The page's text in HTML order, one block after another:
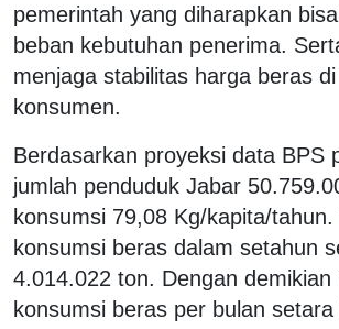
pemerintah yang diharapkan
beban kebutuhan penerima.
menjaga stabilitas harga beras
konsumen.
Berdasarkan proyeksi data BPS
jumlah penduduk Jabar
konsumsi 79,08 Kg/kapita/tahun.
konsumsi beras dalam setahun
4.014.022 ton. Dengan demikian
konsumsi beras per bulan